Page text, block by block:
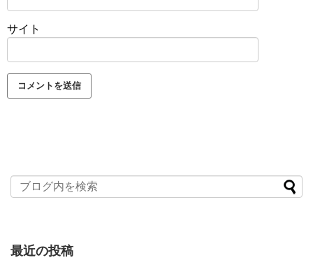
サイト
最近の投稿